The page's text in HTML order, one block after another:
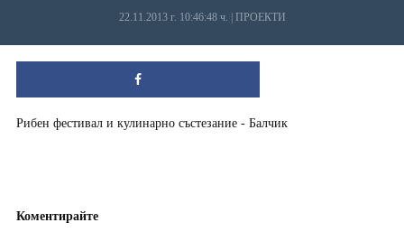
22.11.2013 г. 10:46:48 ч. ПРОЕКТИ
Рибен фестивал и кулинарно състезание - Балчик
Коментирайте